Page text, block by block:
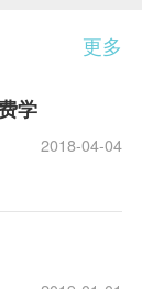
更多
学
2018-04-04